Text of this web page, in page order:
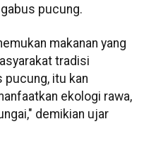
pucung.
makanan yang
tradisi
pucung, itu kan
ekologi rawa,
demikian ujar